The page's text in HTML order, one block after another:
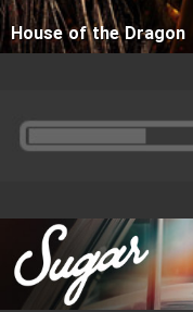
House of the Dragon